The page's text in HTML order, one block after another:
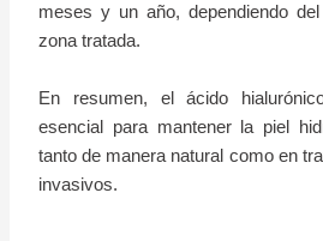
meses y un año, dependiendo
zona tratada.
En resumen, el ácido
esencial para mantener la piel
tanto de manera natural como en
invasivos.